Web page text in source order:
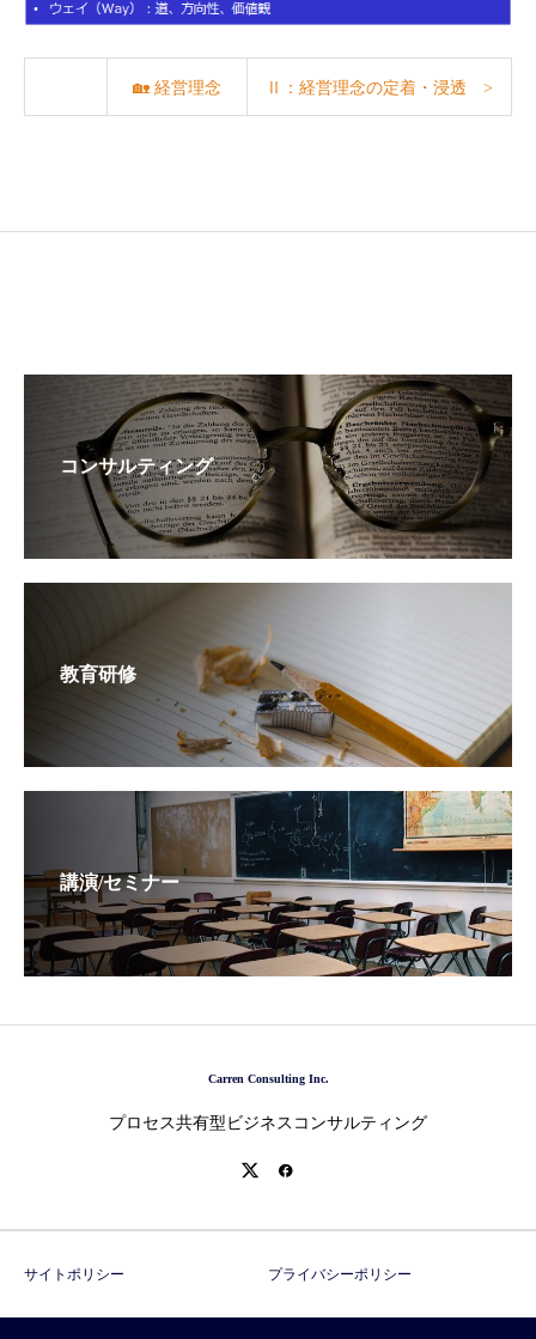
🏡 経営理念 Ⅱ：経営理念の定着・浸透 >
コンサルティング
教育研修
講演/セミナー
Carren Consulting Inc.
プロセス共有型ビジネスコンサルティング
サイトポリシー プライバシーポリシー